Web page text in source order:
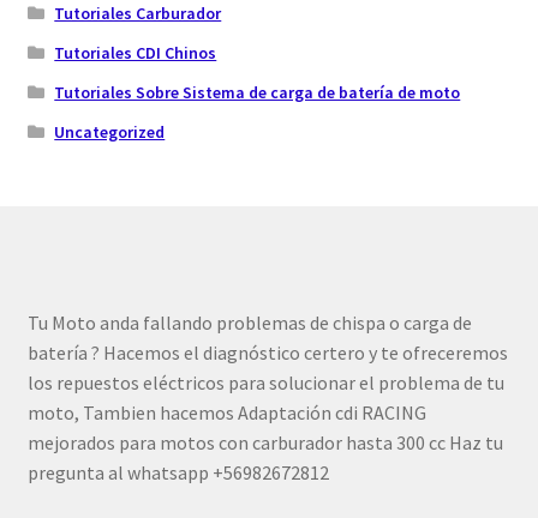
Tutoriales Carburador
Tutoriales CDI Chinos
Tutoriales Sobre Sistema de carga de batería de moto
Uncategorized
Tu Moto anda fallando problemas de chispa o carga de
batería ? Hacemos el diagnóstico certero y te ofreceremos
los repuestos eléctricos para solucionar el problema de tu
moto, Tambien hacemos Adaptación cdi RACING
mejorados para motos con carburador hasta 300 cc Haz tu
pregunta al whatsapp +56982672812